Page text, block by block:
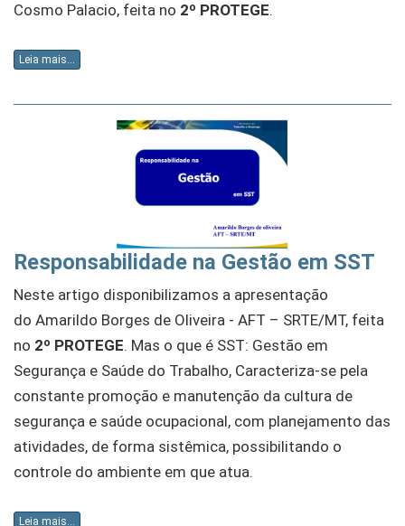
Cosmo Palacio, feita no 2º PROTEGE.
Leia mais...
Responsabilidade na Gestão em SST
Neste artigo disponibilizamos a apresentação
do Amarildo Borges de Oliveira - AFT – SRTE/MT, feita
no 2º PROTEGE. Mas o que é SST: Gestão em
Segurança e Saúde do Trabalho, Caracteriza-se pela
constante promoção e manutenção da cultura de
segurança e saúde ocupacional, com planejamento das
atividades, de forma sistêmica, possibilitando o
controle do ambiente em que atua.
Leia mais...